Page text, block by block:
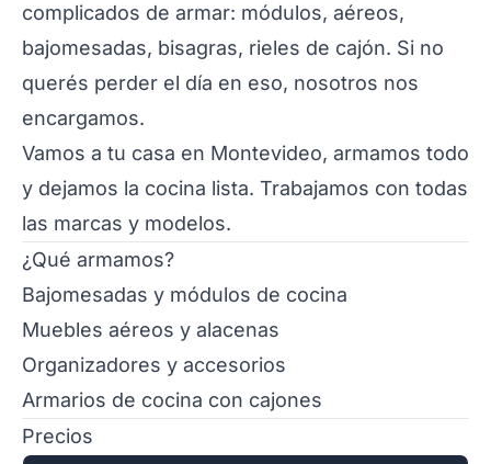
complicados de armar: módulos, aéreos,
bajomesadas, bisagras, rieles de cajón. Si no
querés perder el día en eso, nosotros nos
encargamos.
Vamos a tu casa en Montevideo, armamos todo
y dejamos la cocina lista. Trabajamos con todas
las marcas y modelos.
¿Qué armamos?
Bajomesadas y módulos de cocina
Muebles aéreos y alacenas
Organizadores y accesorios
Armarios de cocina con cajones
Precios